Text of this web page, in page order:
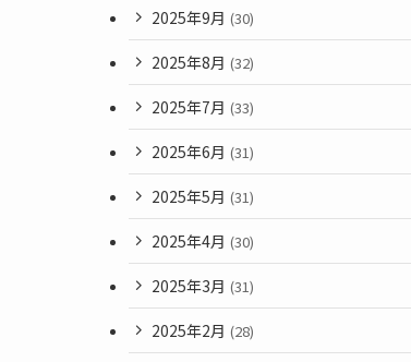
2025年9月 (30)
2025年8月 (32)
2025年7月 (33)
2025年6月 (31)
2025年5月 (31)
2025年4月 (30)
2025年3月 (31)
2025年2月 (28)